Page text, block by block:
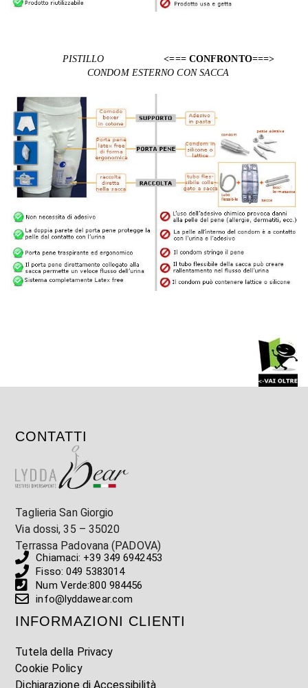
PISTILLO
<=== CONFRONTO===>
CONDOM ESTERNO CON SACCA
CONTATTI
Taglieria San Giorgio
Via dossi, 35 – 35020
Terrassa Padovana (PADOVA)
Chiamaci: +39 349 6942453
Fisso: 049 5383014
Num Verde:800 984456
info@lyddawear.com
INFORMAZIONI CLIENTI
Tutela della Privacy
Cookie Policy
Dichiarazione di Accessibilità